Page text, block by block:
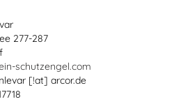
277-287
schutzengel.com
[!at] arcor.de